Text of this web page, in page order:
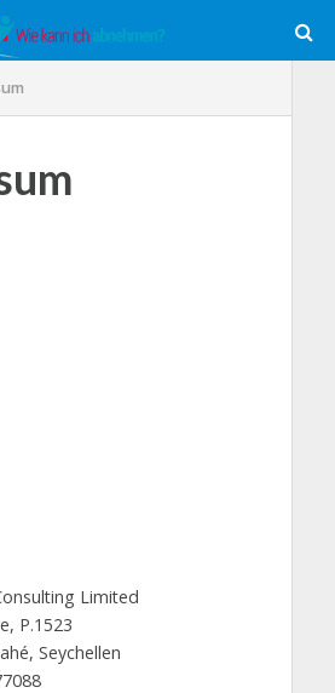
Limited
P.1523
Seychellen